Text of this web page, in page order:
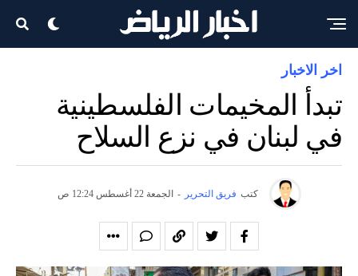
اخر الاخبار
تبدأ المخيمات الفلسطينية
في لبنان في نزع السلاح
كتب فريق التحرير - الجمعة 22 أغسطس 12:24 ص